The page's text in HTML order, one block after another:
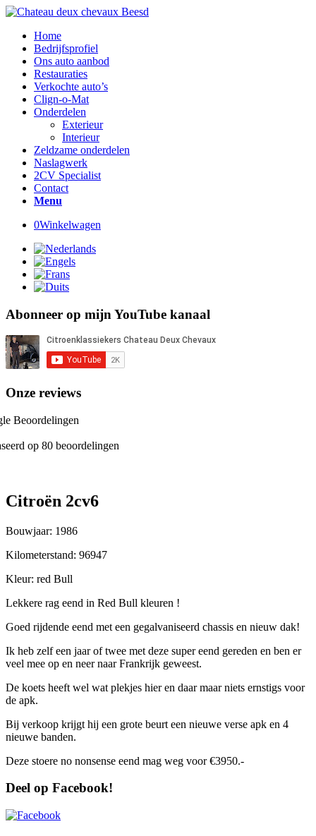
Home
Bedrijfsprofiel
Ons auto aanbod
Restauraties
Verkochte auto’s
Clign-o-Mat
Onderdelen
Exterieur
Interieur
Zeldzame onderdelen
Naslagwerk
2CV Specialist
Contact
Menu
0Winkelwagen
Abonneer op mijn YouTube kanaal
Onze reviews
Beoordelingen
op 80 beoordelingen
Citroën 2cv6
Bouwjaar: 1986
Kilometerstand: 96947
Kleur: red Bull
Lekkere rag eend in Red Bull kleuren !
Goed rijdende eend met een gegalvaniseerd chassis en nieuw dak!
Ik heb zelf een jaar of twee met deze super eend gereden en ben er
veel mee op en neer naar Frankrijk geweest.
De koets heeft wel wat plekjes hier en daar maar niets ernstigs voor
de apk.
Bij verkoop krijgt hij een grote beurt een nieuwe verse apk en 4
nieuwe banden.
Deze stoere no nonsense eend mag weg voor €3950.-
Deel op Facebook!